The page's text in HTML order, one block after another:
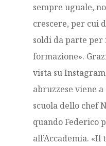
sempre uguale,
crescere, per cui
soldi da parte
formazione».
vista su
abruzzese viene
scuola dello chef
quando Federico
all’Accademia.